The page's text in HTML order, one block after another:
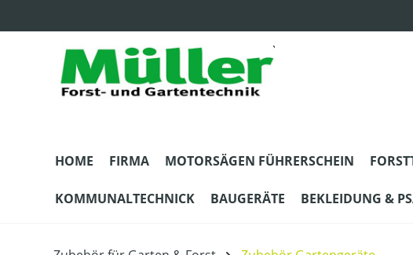
HOME FIRMA MOTORSÄGEN FÜHRERSCHEIN
KOMMUNALTECHNICK BAUGERÄTE BEKLEIDUNG &